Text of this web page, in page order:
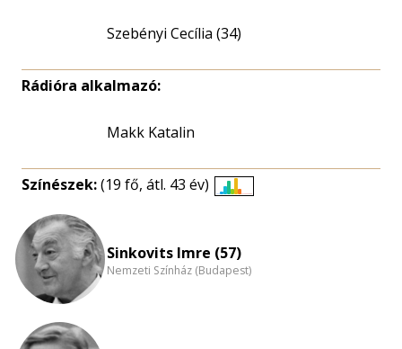
Szebényi Cecília (34)
Rádióra alkalmazó:
Makk Katalin
Színészek:(19 fő, átl. 43 év)
nagyítása
Sinkovits Imre (57)
Nemzeti Színház (Budapest)